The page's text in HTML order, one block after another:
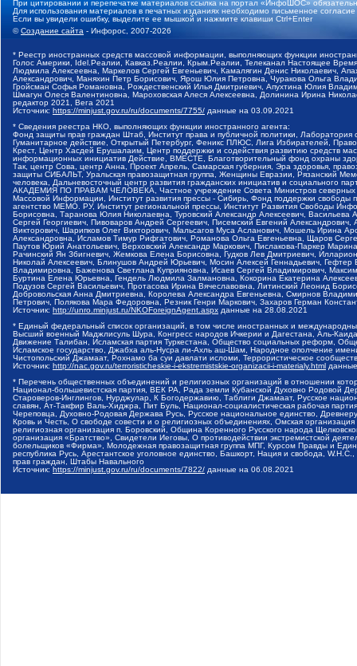
При цитировании и перепечатке материалов ссылка на портал «ИнфоШОС»
Для использования материалов в печатных изданиях необходимо письменное
Если вы увидели ошибку, выделите ее мышкой и нажмите клавиши Ctrl+Enter
©Создание сайта - Инфорос, 2007-2026
* Реестр иностранных средств массовой информации, выполняющих функции
Голос Америки, Idel.Реалии, Кавказ.Реалии, Крым.Реалии, Телеканал Настоящее
Людмила Алексеевна, Маркелов Сергей Евгеньевич, Камалягин Денис Николаевич,
Александрович, Маняхин Петр Борисович, Ярош Юлия Петровна, Чуракова Ольга
Гройсман Софья Романовна, Рождественский Илья Дмитриевич, Апухтина Юлия
Шмагун Олеся Валентиновна, Мароховская Алеся Алексеевна, Долинина Ирина
редактор 2021, Вега 2021
Источник: https://minjust.gov.ru/ru/documents/7755/ данные на 03.09.2021
* Сведения реестра НКО, выполняющих функции иностранного агента:
Фонд защиты прав граждан Штаб, Институт права и публичной политики,
Гуманитарное действие, Открытый Петербург, Феникс ПЛЮС, Лига Избирателей,
Крест, Центр Хасдей Ерушалаим, Центр поддержки и содействия развитию средств
информационных инициатив Действие, ВМЕСТЕ, Благотворительный фонд охраны
Так, центр Сова, центр Анна, Проект Апрель, Самарская губерния, Эра здоровья,
защиты СИБАЛЬТ, Уральская правозащитная группа, Женщины Евразии, Рязанский
человека, Дальневосточный центр развития гражданских инициатив и социального
АКАДЕМИЯ ПО ПРАВАМ ЧЕЛОВЕКА, Частное учреждение Совета Министров северных
Массовой Информации, Институт развития прессы - Сибирь, Фонд поддержки
агентство МЕМО. РУ, Институт региональной прессы, Институт Развития Свободы
Борисовна, Таранова Юлия Николаевна, Туровский Александр Алексеевич,
Сергей Георгиевич, Пивоваров Андрей Сергеевич, Писемский Евгений
Викторович, Шарипков Олег Викторович, Мальсагов Муса Асланович, Мошель Ирина
Александровна, Исламов Тимур Рифгатович, Романова Ольга Евгеньевна, Щаров
Паутов Юрий Анатольевич, Верховский Александр Маркович, Пислакова-Паркер
Рачинский Ян Збигневич, Жемкова Елена Борисовна, Гудков Лев Дмитриевич,
Николай Алексеевич, Блинушов Андрей Юрьевич, Мосин Алексей Геннадьевич,
Владимировна, Баженова Светлана Куприяновна, Исаев Сергей Владимирович,
Буртина Елена Юрьевна, Гендель Людмила Залмановна, Кокорина Екатерина
Подузов Сергей Васильевич, Протасова Ирина Вячеславовна, Литинский Леонид
Добровольская Анна Дмитриевна, Королева Александра Евгеньевна, Смирнов
Петрович, Полякова Мара Федоровна, Резник Генри Маркович, Захаров Герман
Источник: http://unro.minjust.ru/NKOForeignAgent.aspx данные на 28.08.2021
* Единый федеральный список организаций, в том числе иностранных и
Высший военный Маджлисуль Шура, Конгресс народов Ичкерии и Дагестана, Аль-
Движение Талибан, Исламская партия Туркестана, Общество социальных реформ,
Исламское государство, Джабха аль-Нусра ли-Ахль аш-Шам, Народное ополчение
Чистопольский Джамаат, Рохнамо ба суи давлати исломи, Террористическое
Источник: http://nac.gov.ru/terroristicheskie-i-ekstremistskie-organizacii-i-materialy.html
* Перечень общественных объединений и религиозных организаций в отношении
Национал-большевистская партия, ВЕК РА, Рада земли Кубанской Духовно Родовой
Староверов-Инглингов, Нурджулар, К Богодержавию, Таблиги Джамаат, Русское
славян, Ат-Такфир Валь-Хиджра, Пит Буль, Национал-социалистическая рабочая
Череповца, Духовно-Родовая Держава Русь, Русское национальное единство,
Кровь и Честь, О свободе совести и о религиозных объединениях, Омская
религиозная организация п. Боровский, Община Коренного Русского народа
организация «Братство», Свидетели Иеговы, О противодействии экстремистской
болельщиков «Фирма», Молодежная правозащитная группа МПГ, Курсом Правды и
республика Русь, Арестантское уголовное единство, Башкорт, Нация и свобода,
прав граждан, Штабы Навального
Источник: https://minjust.gov.ru/ru/documents/7822/ данные на 06.08.2021